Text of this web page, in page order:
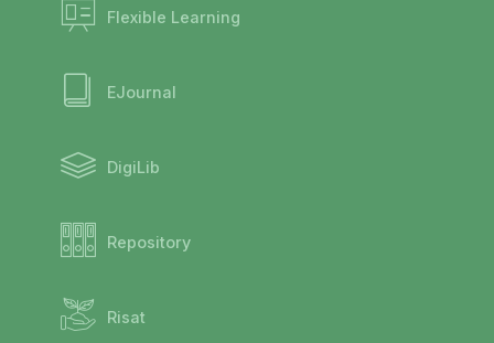
Flexible Learning
EJournal
DigiLib
Repository
Risat